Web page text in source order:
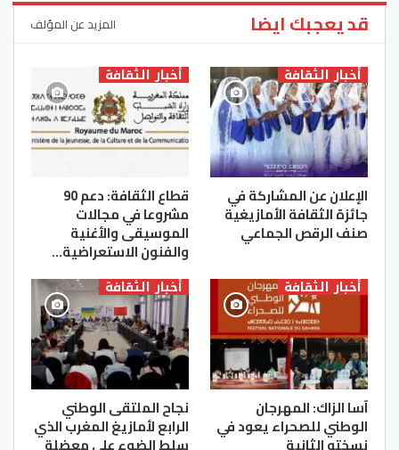
قد يعجبك ايضا المزيد عن المؤلف
أخبار الثقافة
الإعلان عن المشاركة في
جائزة الثقافة الأمازيغية
صنف الرقص الجماعي
أخبار الثقافة
قطاع الثقافة: دعم 90
مشروعا في مجالات
الموسيقى والأغنية
والفنون الاستعراضية…
أخبار الثقافة
آسا الزاك: المهرجان
الوطني للصحراء يعود في
أخبار الثقافة
نجاح الملتقى الوطني
الرابع لأمازيغ المغرب الذي